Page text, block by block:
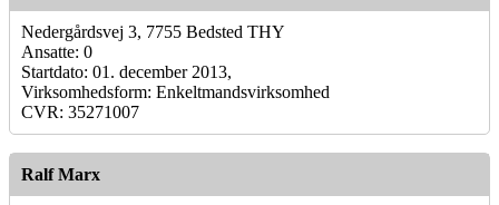
Nedergårdsvej 3, 7755 Bedsted THY
Ansatte: 0
Startdato: 01. december 2013,
Virksomhedsform: Enkeltmandsvirksomhed
CVR: 35271007
Ralf Marx